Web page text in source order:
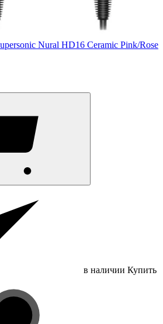
Nural HD16 Ceramic Pink/Rose
в наличии Купить